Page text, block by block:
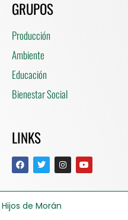
GRUPOS
Producción
Ambiente
Educación
Bienestar Social
LINKS
Hijos de Morán